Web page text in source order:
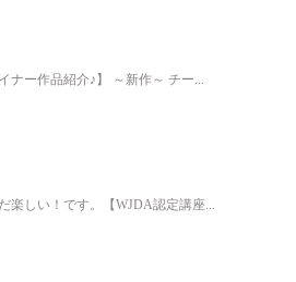
イナー作品紹介♪】 ～新作～ チー...
楽しい！です。【WJDA認定講座...